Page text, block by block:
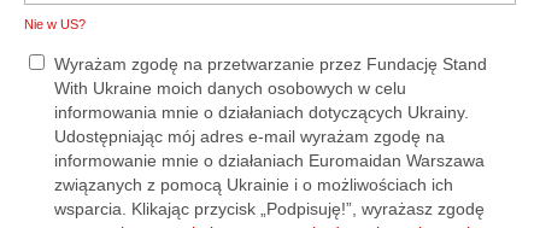
Nie w US?
Wyrażam zgodę na przetwarzanie przez Fundację Stand
With Ukraine moich danych osobowych w celu
informowania mnie o działaniach dotyczących Ukrainy.
Udostępniając mój adres e-mail wyrażam zgodę na
informowanie mnie o działaniach Euromaidan Warszawa
związanych z pomocą Ukrainie i o możliwościach ich
wsparcia. Klikając przycisk „Podpisuję!”, wyrażasz zgodę